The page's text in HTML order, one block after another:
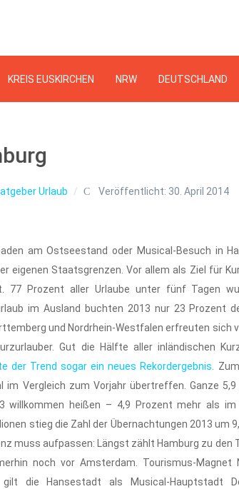
KREIS EUSKIRCHEN NRW DEUTSCHLAND
Urlaub Veröffentlicht: 30. April 2014
am Ostseestand oder Musical-Besuch in
eigenen Staatsgrenzen. Vor allem als Ziel für
77 Prozent aller Urlaube unter fünf Tagen
im Ausland buchten 2013 nur 23 Prozent
und Nordrhein-Westfalen erfreuten sich
Gut die Hälfte aller inländischen
der Trend sogar ein neues Rekordergebnis .
im Vergleich zum Vorjahr übertreffen. Ganze
willkommen heißen – 4,9 Prozent mehr als im
stieg die Zahl der Übernachtungen 2013 um
muss aufpassen: Längst zählt Hamburg zu den
noch vor Amsterdam. Tourismus-
die Hansestadt als Musical-Hauptstadt